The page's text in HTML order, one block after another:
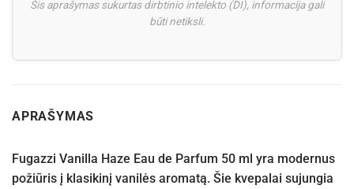
Šis aprašymas sukurtas dirbtinio intelekto (DI), informacija gali
būti netiksli.
APRAŠYMAS
Fugazzi Vanilla Haze Eau de Parfum 50 ml yra modernus
požiūris į klasikinį vanilės aromatą. Šie kvepalai sujungia